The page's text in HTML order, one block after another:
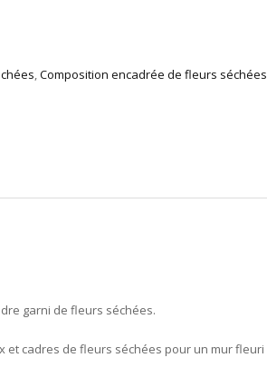
,Composition encadrée de fleurs séchées
garni de fleurs séchées.
et cadres de fleurs séchées pour un mur fleuri